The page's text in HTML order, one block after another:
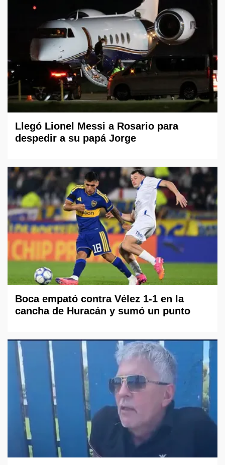
Llegó Lionel Messi a Rosario para
despedir a su papá Jorge
Boca empató contra Vélez 1-1 en la
cancha de Huracán y sumó un punto